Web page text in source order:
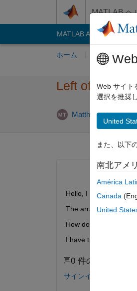
MATLAB ヘ
MATLAB Answers File
ホーム 質問する
Left of a string
Matthew 2014 4
Hello, I have a
The array contains a
How do I code for
I have tried
0 件のコメント
サインインしてコメン
Web サイト
選択を推奨
United
また、以下
南北アメ
América
Canada
United